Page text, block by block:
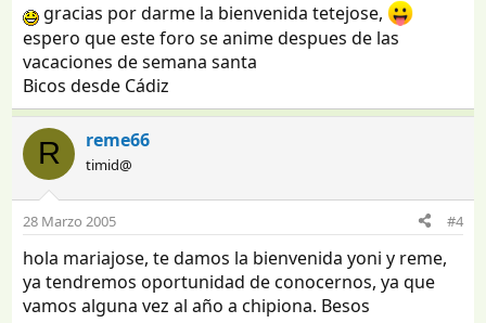
gracias por darme la bienvenida tetejose,
espero que este foro se anime despues de las
vacaciones de semana santa
Bicos desde Cádiz
R reme66
timid@
28 Marzo 2005 #4
hola mariajose, te damos la bienvenida yoni y reme,
ya tendremos oportunidad de conocernos, ya que
vamos alguna vez al año a chipiona. Besos